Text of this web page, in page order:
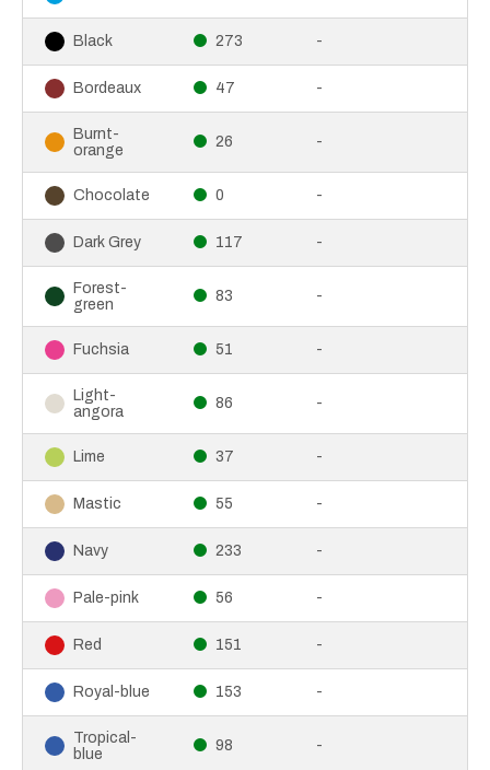
Black 273 -
Bordeaux 47 -
Burnt-
orange
26 -
Chocolate 0 -
Dark Grey 117 -
Forest-
green
83 -
Fuchsia 51 -
Light-
angora
86 -
Lime 37 -
Mastic 55 -
Navy 233 -
Pale-pink 56 -
Red 151 -
Royal-blue 153 -
Tropical-
blue
98 -